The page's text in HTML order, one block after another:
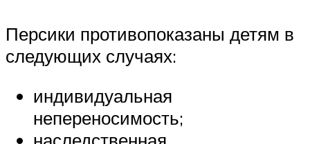
Персики противопоказаны детям в
следующих случаях:
индивидуальная
непереносимость;